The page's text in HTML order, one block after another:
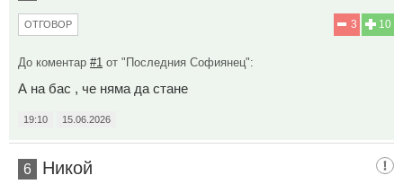
10
3
ОТГОВОР
До коментар #1 от "Последния Софиянец":
А на бас , че няма да стане
19:10 15.06.2026
6 Никой